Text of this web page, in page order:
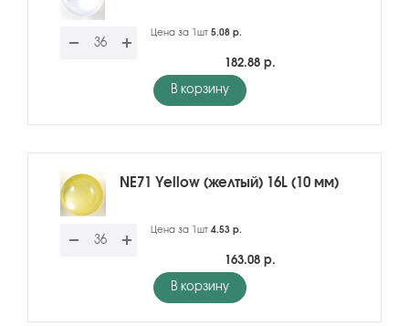
Цена за 1шт 5.08 р.
182.88 р.
В корзину
NE71 Yellow (желтый) 16L (10 мм)
Цена за 1шт 4.53 р.
163.08 р.
В корзину